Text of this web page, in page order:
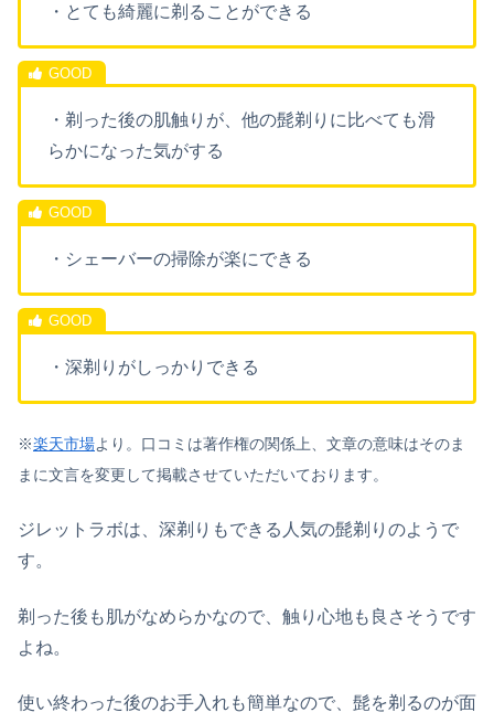
・とても綺麗に剃ることができる
・剃った後の肌触りが、他の髭剃りに比べても滑
らかになった気がする
・シェーバーの掃除が楽にできる
・深剃りがしっかりできる
※楽天市場より。口コミは著作権の関係上、文章の意味はそのま
まに文言を変更して掲載させていただいております。
ジレットラボは、深剃りもできる人気の髭剃りのようで
す。
剃った後も肌がなめらかなので、触り心地も良さそうです
よね。
使い終わった後のお手入れも簡単なので、髭を剃るのが面